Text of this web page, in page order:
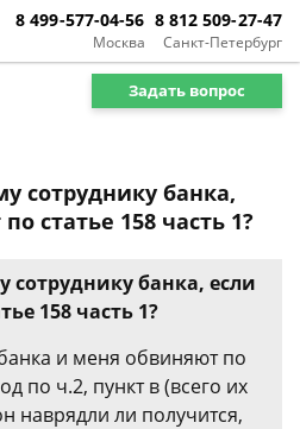
Москва
8 499-577-04-56
Санкт-Петербург
8 812 509-27-47
Задать вопрос
сотруднику банка,
статье 158 часть 1?
банка, если
158 часть 1?
и меня обвиняют по
по ч.2, пункт в (всего их
наврядли ли получится,